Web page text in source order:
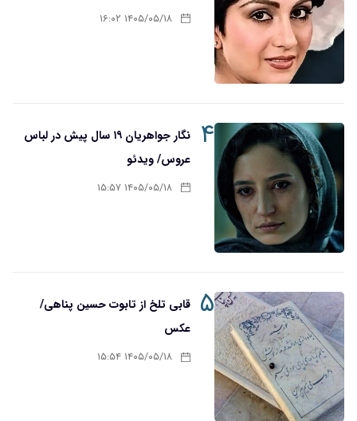
۱۴۰۵/۰۵/۱۸ ۱۶:۰۲
۴
نگار جواهریان ۱۹ سال پیش در لباس
عروس/ ویدئو
۱۴۰۵/۰۵/۱۸ ۱۵:۵۷
۵ قابی تلخ از تابوت حسین پناهی/
عکس
۱۴۰۵/۰۵/۱۸ ۱۵:۵۴